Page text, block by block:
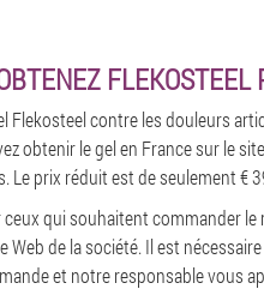
FLEKOSTEEL
Flekosteel contre les douleurs
obtenir le gel en France sur le
Le prix réduit est de seulement €
ceux qui souhaitent commander
Web de la société. Il est
et notre responsable vous